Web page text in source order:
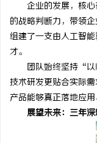
企业的发展，核心
的战略判断力，带领
组建了一支由人工智
才。
团队始终坚持“以临
技术研发更贴合实际
产品能够真正落地应用
展望未来：三年深